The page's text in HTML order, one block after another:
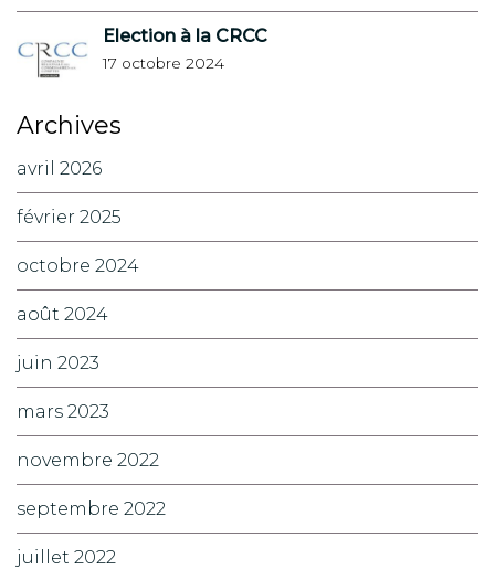
Election à la CRCC
17 octobre 2024
Archives
avril 2026
février 2025
octobre 2024
août 2024
juin 2023
mars 2023
novembre 2022
septembre 2022
juillet 2022